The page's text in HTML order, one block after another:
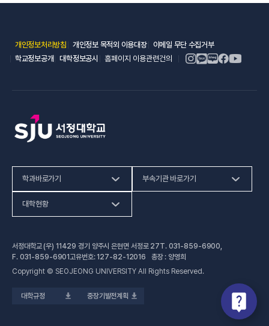
개인정보처리방침(새 창 열림)
개인정보 목적외 이용대장(새 창 열림)
이메일 무단 수집거부(새 창 열림)
학교정보공개(새 창 열림)
대학정보공시(새 창 열림)
홈페이지 이용관련건의
학과바로가기
인문사회계열
공학계열
전문기술석사
부속기관 바로가기
건강증진센터(새 창 열림)
교육혁신지원센터(새 창 열림)
(새 창 열림)
대학현황
대학정보공시(새 창 열림)
업무추진비 사용내역
법정위원회 회의록
대학규정 중장기발전계획
서정대학교 (우) 11429 경기 양주시 은현면 서정로 27T. 031-859-6900
F. 031-859-6901고유번호: 127-82-12016 총장 : 양영희
Copyright © SEOJEONG UNIVERSITY All Rights Reserved.